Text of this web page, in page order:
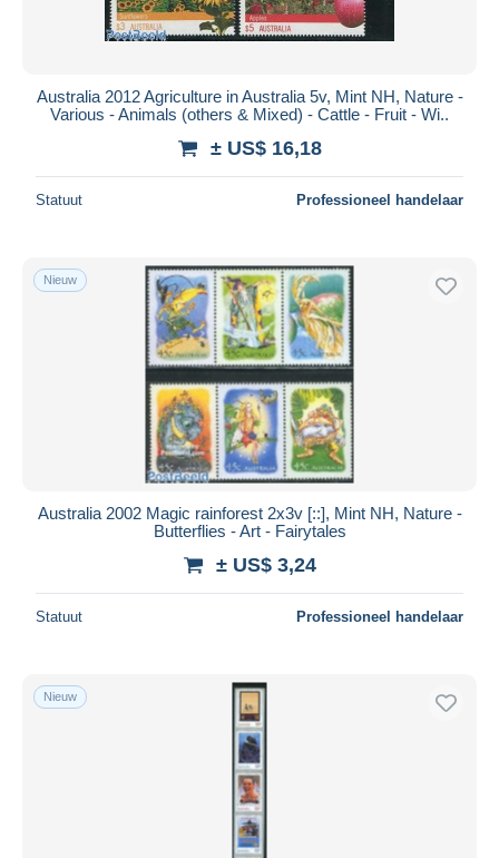
Australia 2012 Agriculture in Australia 5v, Mint NH, Nature -
Various - Animals (others & Mixed) - Cattle - Fruit - Wi..
± US$ 16,18
Statuut Professioneel handelaar
Nieuw
Australia 2002 Magic rainforest 2x3v [::], Mint NH, Nature -
Butterflies - Art - Fairytales
± US$ 3,24
Statuut Professioneel handelaar
Nieuw